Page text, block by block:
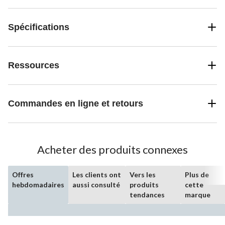
Spécifications
Ressources
Commandes en ligne et retours
Acheter des produits connexes
Offres
hebdomadaires
Les clients ont
aussi consulté
Vers les
produits
tendances
Plus de
cette
marque